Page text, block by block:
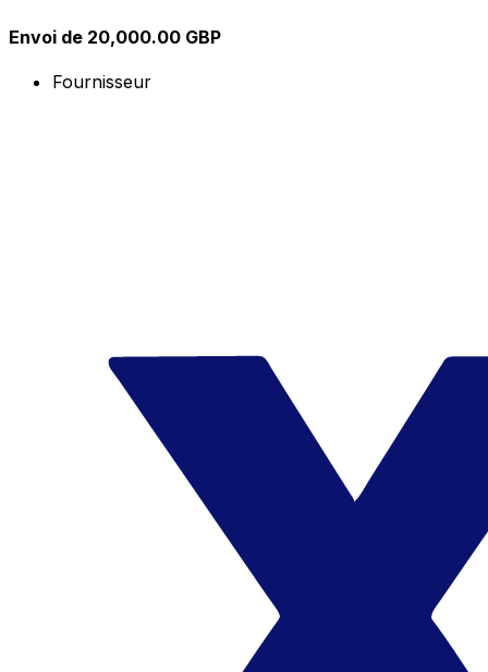
Envoi de 20,000.00 GBP
Fournisseur